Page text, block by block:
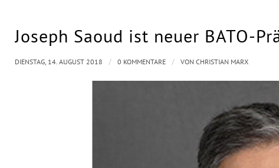
Joseph Saoud ist neuer BATO-
DIENSTAG, 14. AUGUST 2018 / 0 KOMMENTARE / VON CHRISTIAN MARX